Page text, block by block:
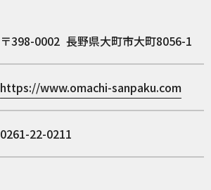
398-0002 長野県大町市大町8056-1
https://www.omachi-sanpaku.com
0261-22-0211